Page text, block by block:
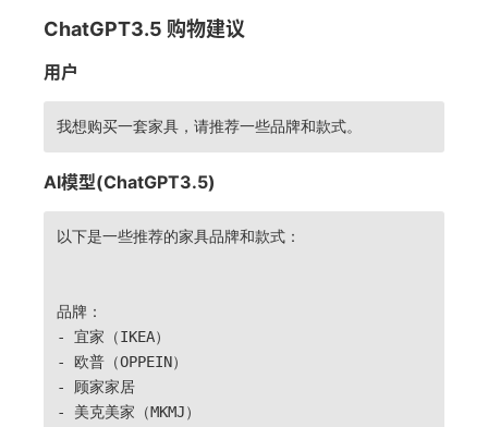
ChatGPT3.5 购物建议
用户
我想购买一套家具，请推荐一些品牌和款式。
AI模型(ChatGPT3.5)
以下是一些推荐的家具品牌和款式：
品牌：
- 宜家（IKEA）
- 欧普（OPPEIN）
- 顾家家居
- 美克美家（MKMJ）